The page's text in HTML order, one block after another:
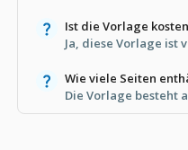
Ist die Vorlage
Ja, diese Vorlage ist
Wie viele Seiten
Die Vorlage besteht